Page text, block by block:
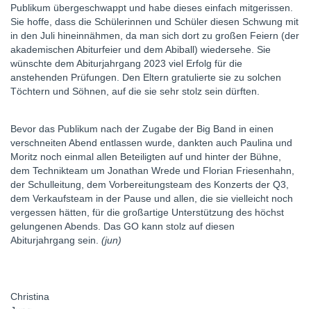
Publikum übergeschwappt und habe dieses einfach mitgerissen.
Sie hoffe, dass die Schülerinnen und Schüler diesen Schwung mit
in den Juli hineinnähmen, da man sich dort zu großen Feiern (der
akademischen Abiturfeier und dem Abiball) wiedersehe. Sie
wünschte dem Abiturjahrgang 2023 viel Erfolg für die
anstehenden Prüfungen. Den Eltern gratulierte sie zu solchen
Töchtern und Söhnen, auf die sie sehr stolz sein dürften.
Bevor das Publikum nach der Zugabe der Big Band in einen
verschneiten Abend entlassen wurde, dankten auch Paulina und
Moritz noch einmal allen Beteiligten auf und hinter der Bühne,
dem Technikteam um Jonathan Wrede und Florian Friesenhahn,
der Schulleitung, dem Vorbereitungsteam des Konzerts der Q3,
dem Verkaufsteam in der Pause und allen, die sie vielleicht noch
vergessen hätten, für die großartige Unterstützung des höchst
gelungenen Abends. Das GO kann stolz auf diesen
Abiturjahrgang sein. (jun)
Christina